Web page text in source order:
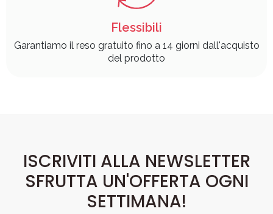
Flessibili
Garantiamo il reso gratuito fino a 14 giorni dall'acquisto
del prodotto
ISCRIVITI ALLA NEWSLETTER
SFRUTTA UN'OFFERTA OGNI
SETTIMANA!